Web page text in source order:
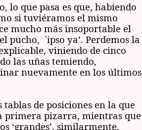
lo que pasa es que, habiendo
si tuviéramos el mismo
mucho más insoportable el
pucho, ´ipso ya’. Perdemos la
viniendo de cinco
las uñas temiendo,
nuevamente en los últimos
de posiciones en la que
primera pizarra, mientras que
‘grandes’, similarmente,